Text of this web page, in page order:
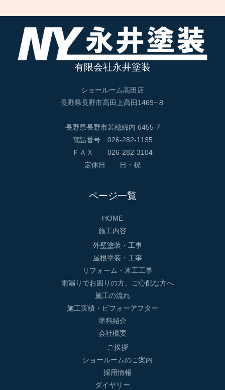
有限会社永井塗装
ショールーム高田店
長野県長野市高田上高田1469−８
長野県長野市若穂綿内 6455-7
電話番号 026-282-1135
ＦＡＸ 026-282-3104
定休日 日・祝
ページ一覧
HOME
施工内容
外壁塗装・工事
屋根塗装・工事
リフォーム・木工工事
雨漏りでお困りの方、ご心配な方へ
施工の流れ
施工実績・ビフォーアフター
塗料紹介
会社概要
ご挨拶
ショールームのご案内
採用情報
ダイヤリー